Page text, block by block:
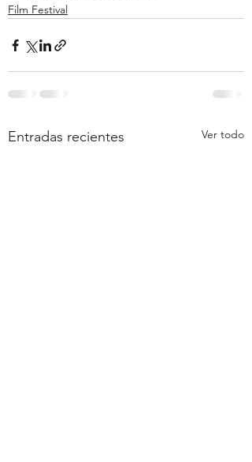
Film Festival
Entradas recientes Ver todo